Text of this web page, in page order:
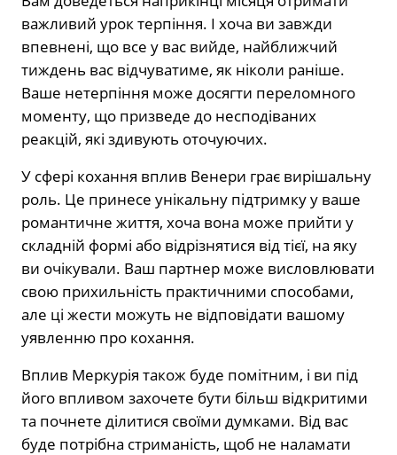
важливий урок терпіння. І хоча ви завжди
впевнені, що все у вас вийде, найближчий
тиждень вас відчуватиме, як ніколи раніше.
Ваше нетерпіння може досягти переломного
моменту, що призведе до несподіваних
реакцій, які здивують оточуючих.
У сфері кохання вплив Венери грає вирішальну
роль. Це принесе унікальну підтримку у ваше
романтичне життя, хоча вона може прийти у
складній формі або відрізнятися від тієї, на яку
ви очікували. Ваш партнер може висловлювати
свою прихильність практичними способами,
але ці жести можуть не відповідати вашому
уявленню про кохання.
Вплив Меркурія також буде помітним, і ви під
його впливом захочете бути більш відкритими
та почнете ділитися своїми думками. Від вас
буде потрібна стриманість, щоб не наламати